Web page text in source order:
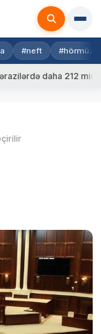
#neft #hörmüz
daha 212 mina, 753